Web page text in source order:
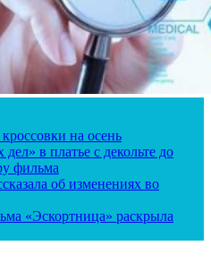
на осень
в платье с декольте до
фильма
об изменениях во
«Эскортница» раскрыла